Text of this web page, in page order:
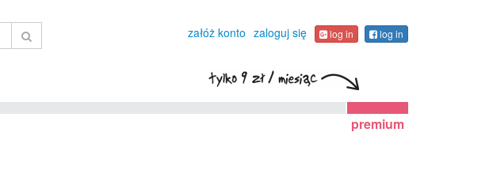
załóż konto zaloguj się log in log in
premium